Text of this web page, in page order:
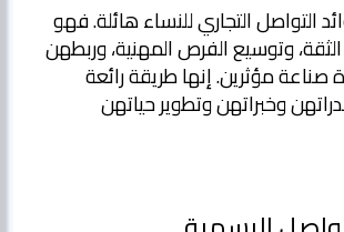
التواصل التجاري للنساء هائلة. فهو
وتوسيع الفرص المهنية، وربطهن
مؤثرين. إنها طريقة رائعة
وخبراتهن وتطوير حياتهن